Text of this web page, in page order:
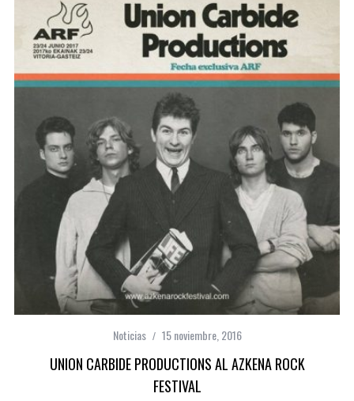
Noticias 15 noviembre, 2016
UNION CARBIDE PRODUCTIONS AL AZKENA ROCK
FESTIVAL